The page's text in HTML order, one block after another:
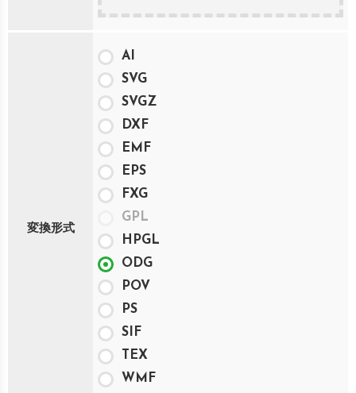
変換形式
AI
SVG
SVGZ
DXF
EMF
EPS
FXG
GPL
HPGL
ODG
POV
PS
SIF
TEX
WMF